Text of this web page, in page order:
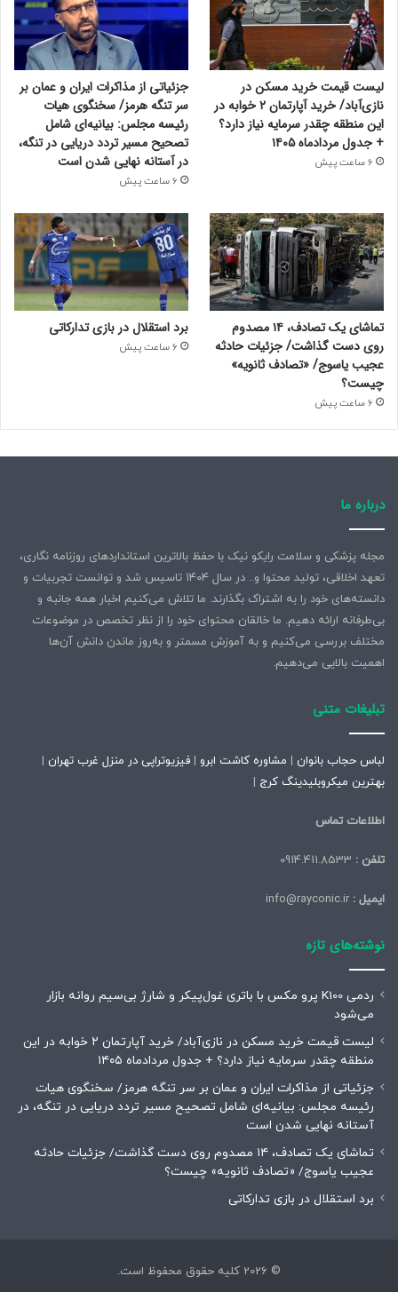
لیست قیمت خرید مسکن در
نازی‌آباد/ خرید آپارتمان ۲ خوابه در
این منطقه چقدر سرمایه نیاز دارد؟
+ جدول مردادماه ۱۴۰۵
6 ساعت پیش
جزئیاتی از مذاکرات ایران و عمان بر
سر تنگه هرمز/ سخنگوی هیات
رئیسه مجلس: بیانیه‌ای شامل
تصحیح مسیر تردد دریایی در تنگه،
در آستانه نهایی شدن است
6 ساعت پیش
تماشای یک تصادف، ۱۴ مصدوم
روی دست گذاشت/ جزئیات حادثه
عجیب یاسوج/ «تصادف ثانویه»
چیست؟
6 ساعت پیش
برد استقلال در بازی تدارکاتی
6 ساعت پیش
درباره ما
مجله پزشکی و سلامت رایکو نیک با حفظ بالاترین استانداردهای روزنامه نگاری،
تعهد اخلاقی، تولید محتوا و.. در سال ۱۴۰۴ تاسیس شد و توانست تجربیات و
دانسته‌های خود را به اشتراک بگذارند. ما تلاش می‌کنیم اخبار همه جانبه و
بی‌طرفانه ارائه دهیم. ما خالقان محتوای خود را از نظر تخصص در موضوعات
مختلف بررسی می‌کنیم و به آموزش مسمتر و به‌روز ماندن دانش آن‌ها
اهمیت بالایی می‌دهیم.
تبلیغات متنی
لباس حجاب بانوان | مشاوره کاشت ابرو | فیزیوتراپی در منزل غرب تهران |
بهترین میکروبلیدینگ کرج |
اطلاعات تماس
تلفن :
ایمیل :
نوشته‌های تازه
ردمی K100 پرو مکس با باتری غول‌پیکر و شارژ بی‌سیم روانه بازار
می‌شود
لیست قیمت خرید مسکن در نازی‌آباد/ خرید آپارتمان ۲ خوابه در این
منطقه چقدر سرمایه نیاز دارد؟ + جدول مردادماه ۱۴۰۵
جزئیاتی از مذاکرات ایران و عمان بر سر تنگه هرمز/ سخنگوی هیات
رئیسه مجلس: بیانیه‌ای شامل تصحیح مسیر تردد دریایی در تنگه، در
آستانه نهایی شدن است
تماشای یک تصادف، ۱۴ مصدوم روی دست گذاشت/ جزئیات حادثه
عجیب یاسوج/ «تصادف ثانویه» چیست؟
برد استقلال در بازی تدارکاتی
© 2026 کلیه حقوق محفوظ است.